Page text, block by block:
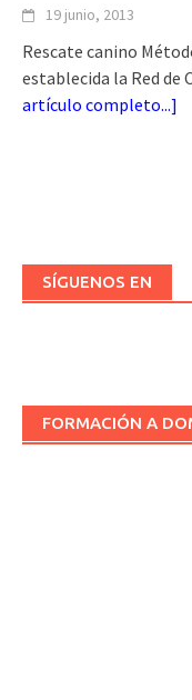
19 junio, 2013
Rescate canino
establecida la Red de
artículo completo...]
SÍGUENOS EN
FORMACIÓN A